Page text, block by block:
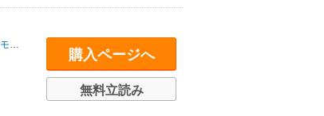
キ 土狼弐
購入ページへ
無料立読み